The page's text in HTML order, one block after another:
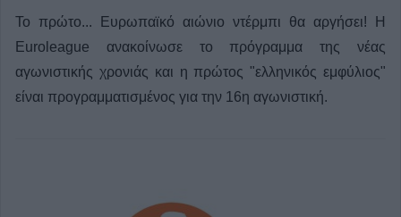
Το πρώτο... Ευρωπαϊκό αιώνιο ντέρμπι θα αργήσει! Η
Euroleague ανακοίνωσε το πρόγραμμα της νέας
αγωνιστικής χρονιάς και η πρώτος "ελληνικός εμφύλιος"
είναι προγραμματισμένος για την 16η αγωνιστική.